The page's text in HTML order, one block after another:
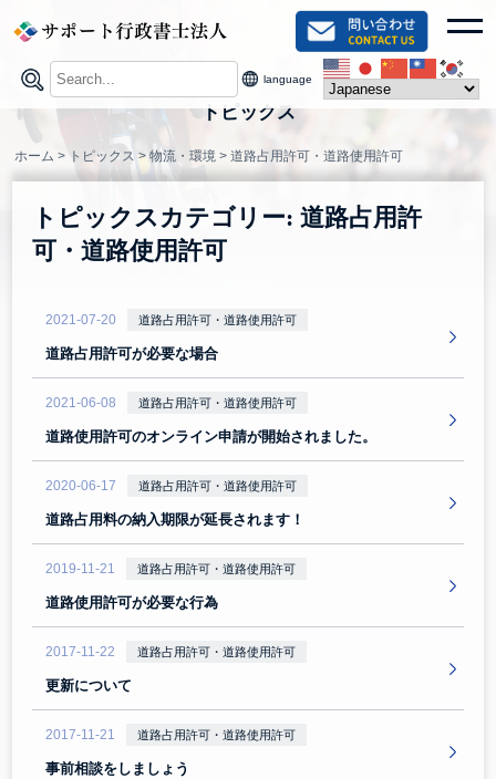
content
language
トピックス
ホーム > トピックス >物流・環境 >道路占用許可・道路使用許可
トピックスカテゴリー:道路占用許
可・道路使用許可
2021-07-20 道路占用許可・道路使用許可
道路占用許可が必要な場合
2021-06-08 道路占用許可・道路使用許可
道路使用許可のオンライン申請が開始されました。
2020-06-17 道路占用許可・道路使用許可
道路占用料の納入期限が延長されます！
2019-11-21 道路占用許可・道路使用許可
道路使用許可が必要な行為
2017-11-22 道路占用許可・道路使用許可
更新について
2017-11-21 道路占用許可・道路使用許可
事前相談をしましょう